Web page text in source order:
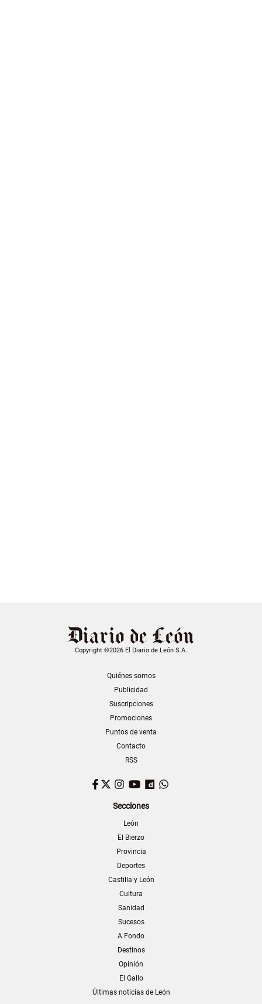
Copyright ©2026 El Diario de León S.A.
Quiénes somos
Publicidad
Suscripciones
Promociones
Puntos de venta
Contacto
RSS
Facebook
TwitterInstagram
YouTubeDailymotion
Secciones
León
El Bierzo
Provincia
Deportes
Castilla y León
Cultura
Sanidad
Sucesos
A Fondo
Destinos
Opinión
El Gallo
Últimas noticias de León